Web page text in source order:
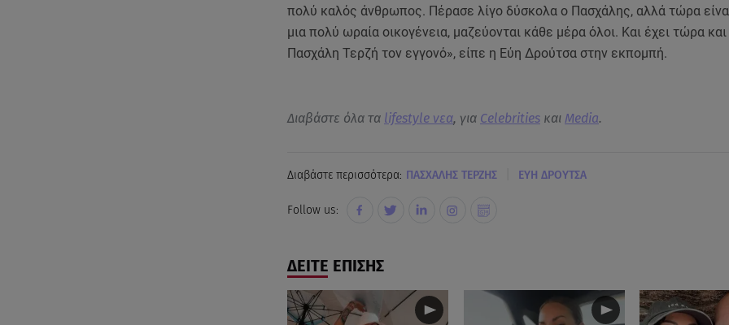
πολύ καλός άνθρωπος. Πέρασε λίγο δύσκολα ο Πασχάλης, αλλά τώρα
μια πολύ ωραία οικογένεια, μαζεύονται κάθε μέρα όλοι. Και έχει τώρα
Πασχάλη Τερζή τον εγγονό», είπε η Εύη Δρούτσα στην εκπομπή.
Διαβάστε όλα τα lifestyle νεα, για Celebritiesκαι Media.
Διαβάστε περισσότερα: ΠΑΣΧΑΛΗΣ ΤΕΡΖΗΣ ΕΥΗ ΔΡΟΥΤΣΑ
Follow us:
ΔΕΙΤΕ ΕΠΙΣΗΣ